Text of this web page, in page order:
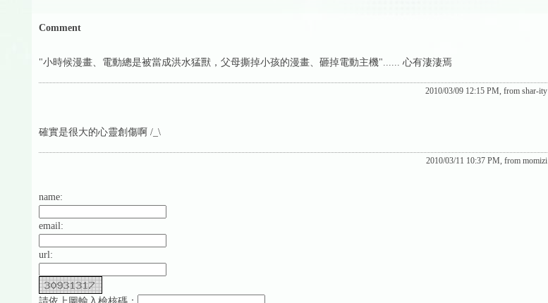
Comment
"小時候漫畫、電動總是被當成洪水猛獸，父母撕掉小孩的漫畫、砸掉電動主機"...... 心有淒淒焉
2010/03/09 12:15 PM, from shar-ity
確實是很大的心靈創傷啊 /_\
2010/03/11 10:37 PM, from momizi
name:
email:
url: